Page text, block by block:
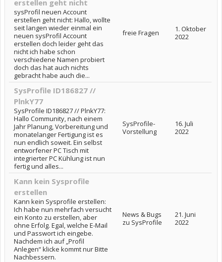
erstellen geht nicht
sysProfil neuen Account
erstellen geht nicht: Hallo, wollte
seit langen wieder einmal ein
neuen sysProfil Account
erstellen doch leider geht das
nicht ich habe schon
verschiedene Namen probiert
doch das hat auch nichts
gebracht habe auch die...
freie Fragen
1. Oktober
2022
SysProfile ID186827 //
PlnkY77
SysProfile ID186827 // PlnkY77:
Hallo Community, nach einem
Jahr Planung, Vorbereitung und
monatelanger Fertigung ist es
nun endlich soweit. Ein selbst
entworfener PC Tisch mit
integrierter PC Kühlung ist nun
fertig und alles...
SysProfile-
Vorstellung
16. Juli
2022
Kann kein Sysprofile
erstellen
Kann kein Sysprofile erstellen:
Ich habe nun mehrfach versucht
ein Konto zu erstellen, aber
ohne Erfolg. Egal, welche E-Mail
und Passwort ich eingebe.
Nachdem ich auf „Profil
Anlegen“ klicke kommt nur Bitte
Nachbessern.
News & Bugs
zu SysProfile
21. Juni
2022